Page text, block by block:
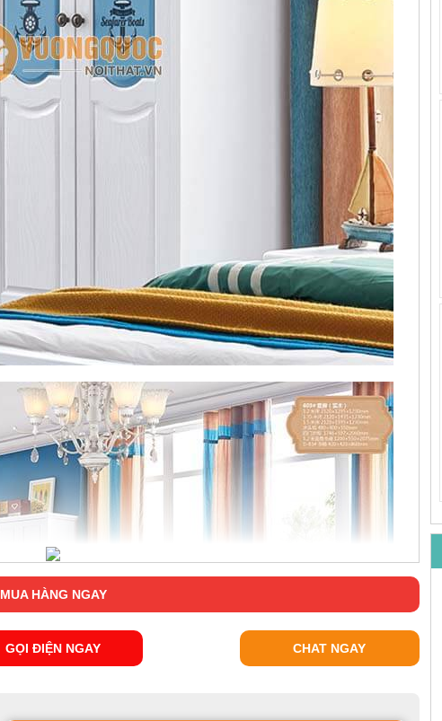
MUA HÀNG NGAY
GỌI ĐIỆN NGAY CHAT NGAY